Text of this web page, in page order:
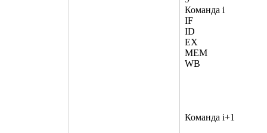
Команда i
IF
ID
EX
MEM
WB
Команда i+1